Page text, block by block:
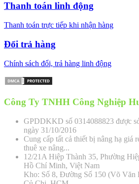
Thanh toán linh động
Thanh toán trực tiếp khi nhận hàng
Đổi trả hàng
Chính sách đổi, trả hàng linh động
Công Ty TNHH Công Nghiệp
GPDDKKD số 0314088823 được
ngày 31/10/2016
Cung cấp tất cả thiết bị nâng hạ giá
thuê xe nâng...
12/21A Hiệp Thành 35, Phường
Hồ Chí Minh, Việt Nam
Kho: Số 8, Đường Số 150 (Võ